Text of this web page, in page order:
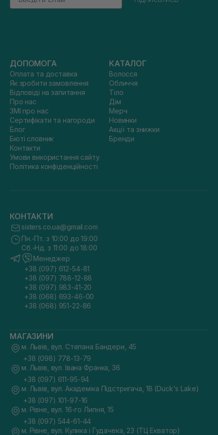
ДОПОМОГА
Оплата та доставка
Як зробити замовлення
Відповіді на запитання
Про нас
ЗМІ про нас
Сертифікати та нагороди
Блог
Бюті словник
Контакти
Умови використання сайту
Політика конфіденційності
КАТАЛОГ
Волосся
Обличчя
Тіло
Дім
Мерч
Новинки
Акції та знижки
Бренди
КОНТАКТИ
sisters.co.ua@gmail.com
Пн.-Пт. з 10:00 до 19:00
Сб.-Нд. з 11:00 до 18:00
Менеджер
+38 (097) 612-54-81
+38 (097) 788-12-88
+38 (097) 983-41-20
+38 (068) 693-46-00
+38 (068) 951-22-86
МАГАЗИНИ
м. Львів, вул. Степана Бандери, 45
+38 (098) 778-13-79
м. Львів, вул. Івана Франка, 36
+38 (097) 611-95-94
м. Львів, вул. Академіка Підстригача, 1В (Duck's Lake)
+38 (097) 101-97-16
м. Рівне, вул. 16-го Липня, 15
+38 (097) 544-61-44
м. Рівне, вул. Кулика і Гудачека, 23 (ТЦ Екватор)